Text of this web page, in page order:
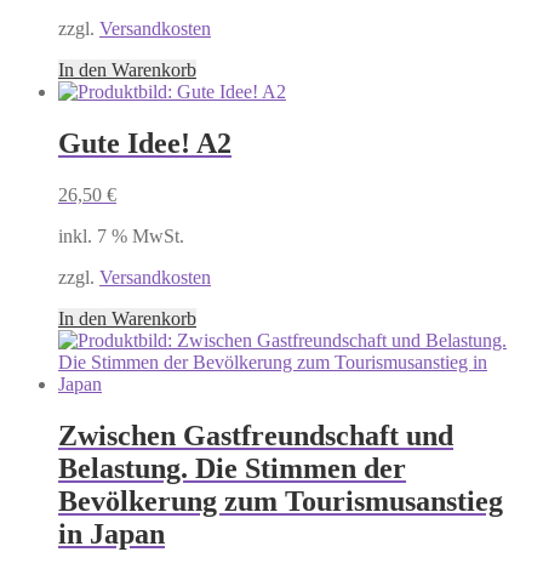
zzgl. Versandkosten
In den Warenkorb
Gute Idee! A2
26,50 €
inkl. 7 % MwSt.
zzgl. Versandkosten
In den Warenkorb
Zwischen Gastfreundschaft und
Belastung. Die Stimmen der
Bevölkerung zum Tourismusanstieg
in Japan